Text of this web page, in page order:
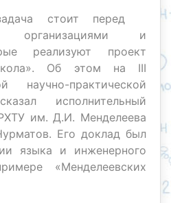
стоит перед
организациями и
реализуют проект
Об этом на III
научно-практической
исполнительный
им. Д.И. Менделеева
Его доклад был
языка и инженерного
«Менделеевских